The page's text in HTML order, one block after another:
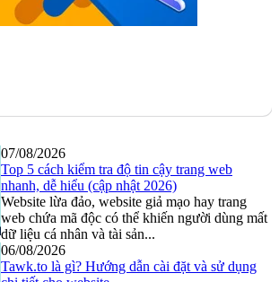
07/08/2026
Top 5 cách kiểm tra độ tin cậy trang web
nhanh, dễ hiểu (cập nhật 2026)
Website lừa đảo, website giả mạo hay trang
web chứa mã độc có thể khiến người dùng mất
dữ liệu cá nhân và tài sản...
06/08/2026
Tawk.to là gì? Hướng dẫn cài đặt và sử dụng